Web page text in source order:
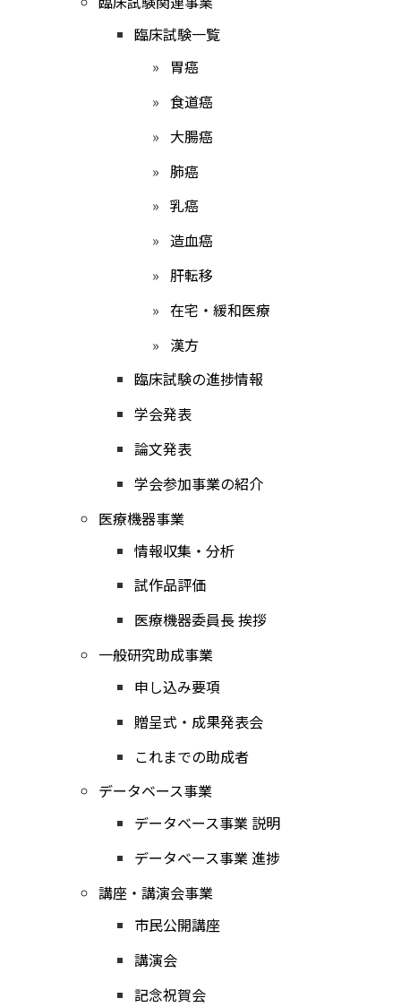
臨床試験一覧
胃癌
食道癌
大腸癌
肺癌
乳癌
造血癌
肝転移
在宅・緩和医療
漢方
臨床試験の進捗情報
学会発表
論文発表
学会参加事業の紹介
医療機器事業
情報収集・分析
試作品評価
医療機器委員長 挨拶
一般研究助成事業
申し込み要項
贈呈式・成果発表会
これまでの助成者
データベース事業
データベース事業 説明
データベース事業 進捗
講座・講演会事業
市民公開講座
講演会
記念祝賀会